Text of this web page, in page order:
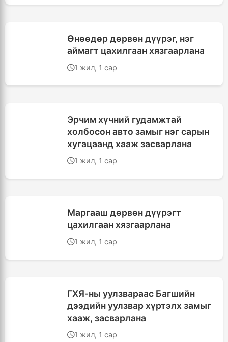
Өнөөдөр дөрвөн дүүрэг, нэг
аймагт цахилгаан хязгаарлана
1 жил, 1 сар
Эрчим хүчний гудамжтай
холбосон авто замыг нэг сарын
хугацаанд хааж засварлана
1 жил, 1 сар
Маргааш дөрвөн дүүрэгт
цахилгаан хязгаарлана
1 жил, 1 сар
ГХЯ-ны уулзвараас Багшийн
дээдийн уулзвар хүртэлх замыг
хааж, засварлана
1 жил, 1 сар